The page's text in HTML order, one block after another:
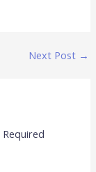
Next Post →
Required